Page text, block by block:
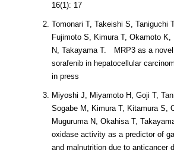
16(1): 17
Tomonari T, Takeishi S, Taniguchi
Fujimoto S, Kimura T, Okamoto
N, Takayama T. MRP3 as a
sorafenib in hepatocellular
in press
Miyoshi J, Miyamoto H, Goji T,
Sogabe M, Kimura T, Kitamura S,
Muguruma N, Okahisa T,
oxidase activity as a predictor of
and malnutrition due to anticancer